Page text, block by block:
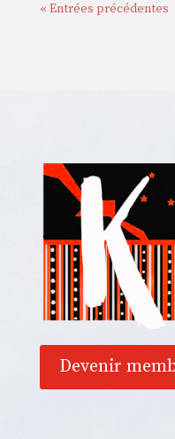
« Entrées précédentes
Devenir